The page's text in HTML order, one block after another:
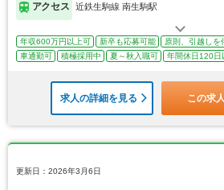
アクセス 近鉄生駒線 南生駒駅
年収600万円以上可 新卒も応募可能 原則、引越しを
車通勤可
積極採用中 夏～秋入職可 年間休日120日
求人の詳細を見る この求
更新日：2026年3月6日